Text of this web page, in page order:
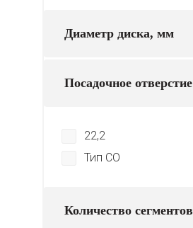
Диаметр диска, мм
Посадочное отверстие
22,2
Тип СО
Количество сегментов